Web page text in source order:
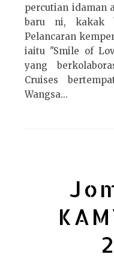
percutian idaman
baru ni, kakak
Pelancaran
iaitu "Smile of
yang
Cruises
Wangsa...